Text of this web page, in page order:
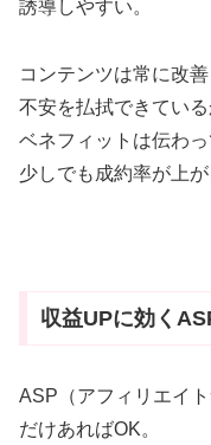
誘導しやすい。
コンテンツは常に改善
不安を払拭できている
ベネフィットは伝わっ
少しでも成約率が上
収益UPに効く
ASP（アフィリエイ
だけあればOK。